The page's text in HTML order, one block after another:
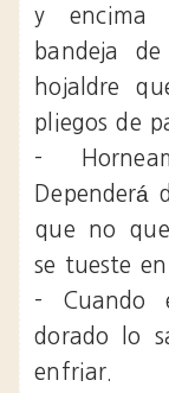
y encima
bandeja
hojaldre
pliegos de
-
Dependerá
que no
se tueste en
- Cuando
dorado lo
enfriar.